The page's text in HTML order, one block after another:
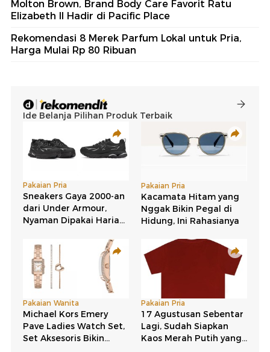
Molton Brown, Brand Body Care Favorit Ratu
Elizabeth II Hadir di Pacific Place
Rekomendasi 8 Merek Parfum Lokal untuk Pria,
Harga Mulai Rp 80 Ribuan